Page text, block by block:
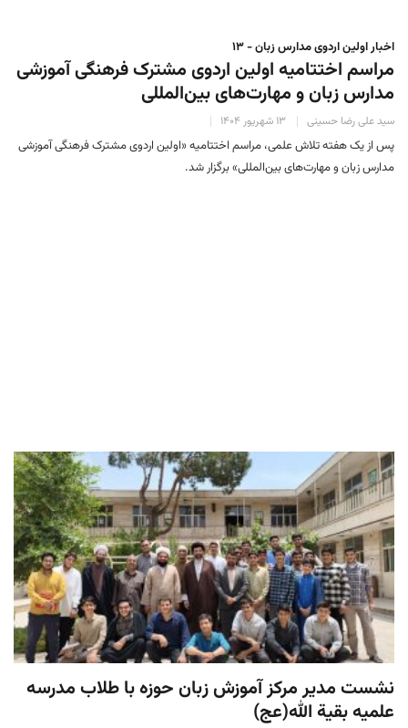
اخبار اولین اردوی مدارس زبان - ۱۳
مراسم اختتامیه اولین اردوی مشترک فرهنگی آموزشی
مدارس زبان و مهارت‌های بین‌المللی
سید علی رضا حسینی ۱۳ شهریور ۱۴۰۴
پس از یک هفته تلاش علمی، مراسم اختتامیه «اولین اردوی مشترک فرهنگی آموزشی
مدارس زبان و مهارت‌های بین‌المللی» برگزار شد.
نشست مدیر مرکز آموزش زبان حوزه با طلاب مدرسه
علمیه بقیة الله(عج)